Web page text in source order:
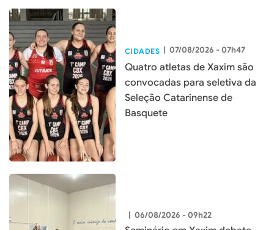
CIDADES | 07/08/2026 - 07h47
Quatro atletas de Xaxim são
convocadas para seletiva da
Seleção Catarinense de
Basquete
| 06/08/2026 - 09h22